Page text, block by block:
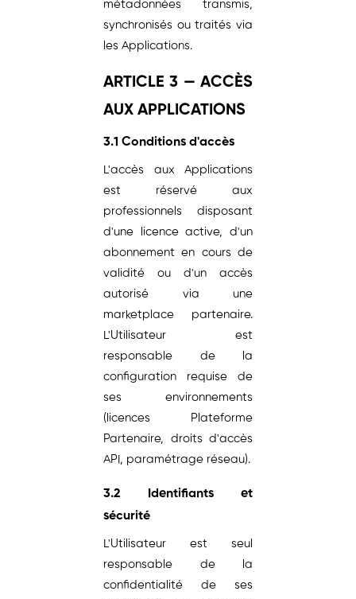
métadonnées transmis,
synchronisés ou traités via
les Applications.
ARTICLE 3 — ACCÈS
AUX APPLICATIONS
3.1 Conditions d'accès
L'accès aux Applications
est réservé aux
professionnels disposant
d'une licence active, d'un
abonnement en cours de
validité ou d'un accès
autorisé via une
marketplace partenaire.
L'Utilisateur est
responsable de la
configuration requise de
ses environnements
(licences Plateforme
Partenaire, droits d'accès
API, paramétrage réseau).
3.2 Identifiants et
sécurité
L'Utilisateur est seul
responsable de la
confidentialité de ses